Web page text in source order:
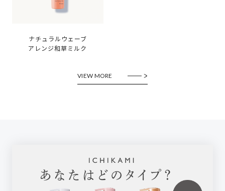
ナチュラルウェーブ
アレンジ和草ミルク
VIEW MORE